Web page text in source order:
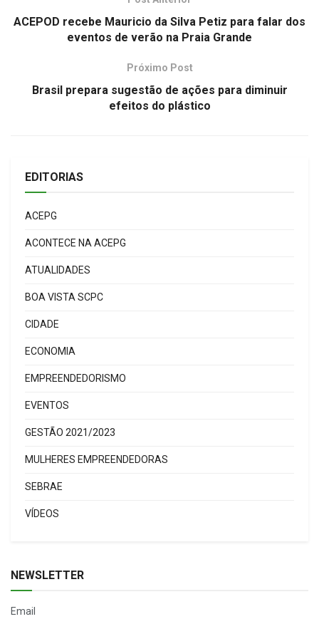
ACEPOD recebe Mauricio da Silva Petiz para falar dos
eventos de verão na Praia Grande
Próximo Post
Brasil prepara sugestão de ações para diminuir
efeitos do plástico
EDITORIAS
ACEPG
ACONTECE NA ACEPG
ATUALIDADES
BOA VISTA SCPC
CIDADE
ECONOMIA
EMPREENDEDORISMO
EVENTOS
GESTÃO 2021/2023
MULHERES EMPREENDEDORAS
SEBRAE
VÍDEOS
NEWSLETTER
Email